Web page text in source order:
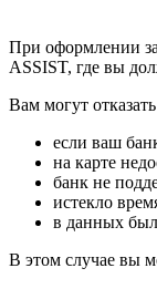
При оформлении
ASSIST, где вы
Вам могут
если ваш
на карте
банк не
истекло
в данных
В этом случае вы